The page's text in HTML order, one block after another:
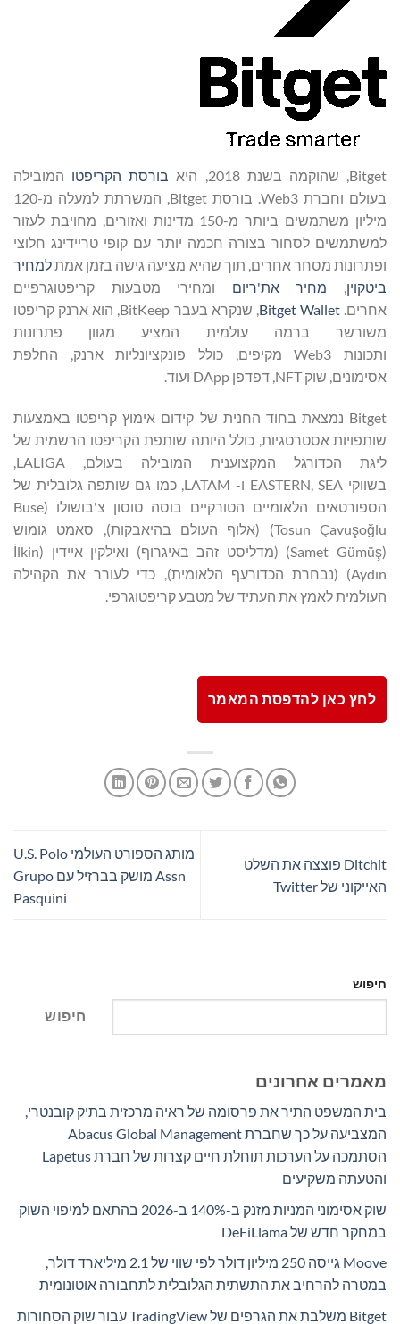
Bitget, שהוקמה בשנת 2018, היא בורסת הקריפטו המובילה
בעולם וחברת Web3. בורסת Bitget, המשרתת למעלה מ-120
מיליון משתמשים ביותר מ-150 מדינות ואזורים, מחויבת לעזור
למשתמשים לסחור בצורה חכמה יותר עם קופי טריידינג חלוצי
ופתרונות מסחר אחרים, תוך שהיא מציעה גישה בזמן אמתלמחיר
ביטקוין, מחיר את'ריום ומחירי מטבעות קריפטוגרפיים
אחרים.Bitget Wallet
, שנקרא בעבר BitKeep, הוא ארנק קריפטו
משורשר ברמה עולמית המציע מגוון פתרונות
ותכונות Web3 מקיפים, כולל פונקציונליות ארנק, החלפת
אסימונים, שוק NFT, דפדפן DApp ועוד.
Bitget נמצאת בחוד החנית של קידום אימוץ קריפטו באמצעות
שותפויות אסטרטגיות, כולל היותה שותפת הקריפטו הרשמית של
ליגת הכדורגל המקצוענית המובילה בעולם, LALIGA,
בשווקי EASTERN, SEA ו- LATAM, כמו גם שותפה גלובלית של
הספורטאים הלאומיים הטורקיים בוסה טוסון צ'בושולו (Buse
Tosun Çavuşoğlu) (אלוף העולם בהיאבקות), סאמט גומוש
(Samet Gümüş) (מדליסט זהב באיגרוף) ואילקין איידין (İlkin
Aydın) (נבחרת הכדורעף הלאומית), כדי לעורר את הקהילה
העולמית לאמץ את העתיד של מטבע קריפטוגרפי.
לחץ כאן להדפסת המאמר
Ditchit פוצצה את השלט
האייקוני של Twitter
מותג הספורט העולמי U.S. Polo
Assn מושק בברזיל עם Grupo
Pasquini
חיפוש
חיפוש
מאמרים אחרונים
בית המשפט התיר את פרסומה של ראיה מרכזית בתיק קובנטרי,
המצביעה על כך שחברת Abacus Global Management
הסתמכה על הערכות תוחלת חיים קצרות של חברת Lapetus
והטעתה משקיעים
שוק אסימוני המניות מזנק ב-140% ב-2026 בהתאם למיפוי השוק
במחקר חדש של DeFiLlama
Moove גייסה 250 מיליון דולר לפי שווי של 2.1 מיליארד דולר,
במטרה להרחיב את התשתית הגלובלית לתחבורה אוטונומית
Bitget משלבת את הגרפים של TradingView עבור שוק הסחורות